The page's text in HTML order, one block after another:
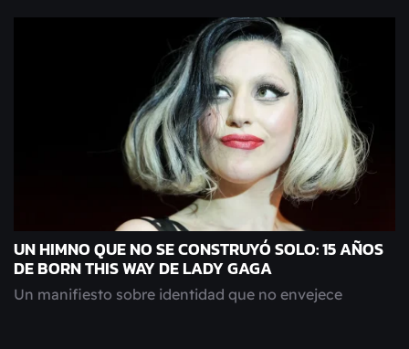
UN HIMNO QUE NO SE CONSTRUYÓ SOLO: 15 AÑOS
DE BORN THIS WAY DE LADY GAGA
Un manifiesto sobre identidad que no envejece